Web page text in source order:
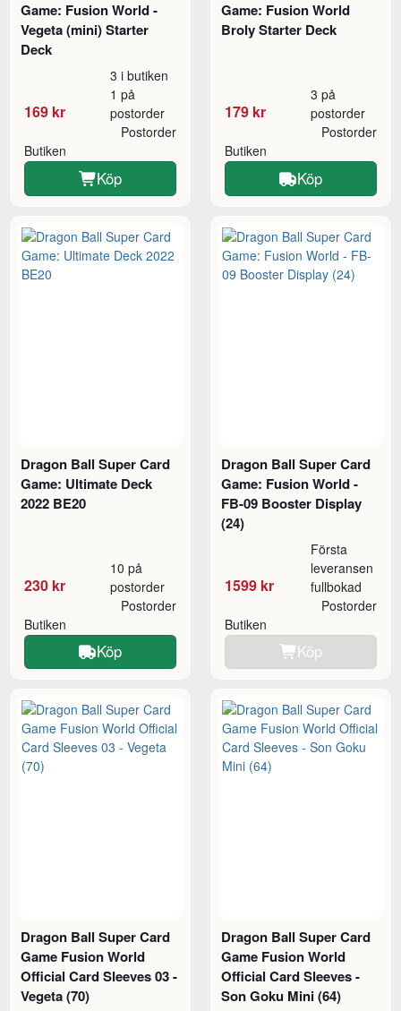
Game: Fusion World -
Vegeta (mini) Starter
Deck
169 kr
3 i butiken
1 på
postorder
Butiken
Postorder
Köp
Game: Fusion World
Broly Starter Deck
179 kr
3 på
postorder
Butiken
Postorder
Köp
Dragon Ball Super Card
Game: Ultimate Deck
2022 BE20
230 kr
10 på
postorder
Butiken
Postorder
Köp
Dragon Ball Super Card
Game: Fusion World -
FB-09 Booster Display
(24)
1599 kr
Första
leveransen
fullbokad
Butiken
Postorder
Köp
Dragon Ball Super Card
Game Fusion World
Official Card Sleeves 03 -
Vegeta (70)
Dragon Ball Super Card
Game Fusion World
Official Card Sleeves -
Son Goku Mini (64)